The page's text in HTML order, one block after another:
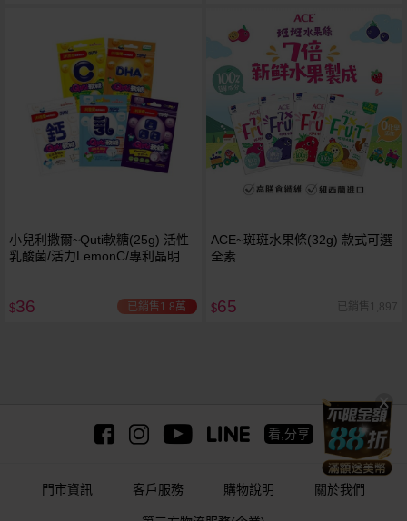
小兒利撒爾~Quti軟糖(25g) 活性
乳酸菌/活力LemonC/專利晶明配
$36 已銷售1.8萬
ACE~斑斑水果條(32g) 款式可選
全素
$65 已銷售1,897
看,分享
購物說明
客戶服務 關於我們
門市資訊